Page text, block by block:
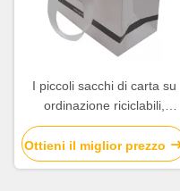
I piccoli sacchi di carta su
ordinazione riciclabili,
mercanzie bianche insacca
tutta la dimensione
disponibile
Ottieni il miglior prezzo